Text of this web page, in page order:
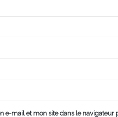
e-mail et mon site dans le